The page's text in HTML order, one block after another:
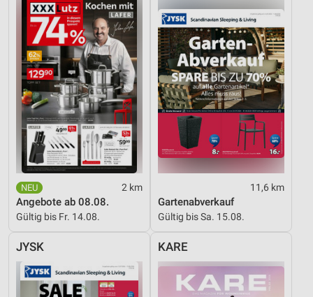
2 km
Angebote ab 08.08.
Gültig bis Fr. 14.08.
11,6 km
Gartenabverkauf
Gültig bis Sa. 15.08.
JYSK KARE